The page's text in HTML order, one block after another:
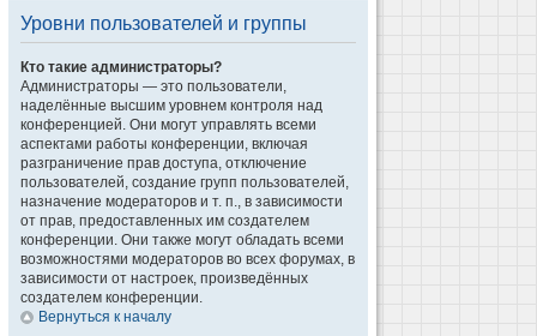
Уровни пользователей и группы
Кто такие администраторы?
Администраторы — это пользователи,
наделённые высшим уровнем контроля над
конференцией. Они могут управлять всеми
аспектами работы конференции, включая
разграничение прав доступа, отключение
пользователей, создание групп пользователей,
назначение модераторов и т. п., в зависимости
от прав, предоставленных им создателем
конференции. Они также могут обладать всеми
возможностями модераторов во всех форумах, в
зависимости от настроек, произведённых
создателем конференции.
Вернуться к началу